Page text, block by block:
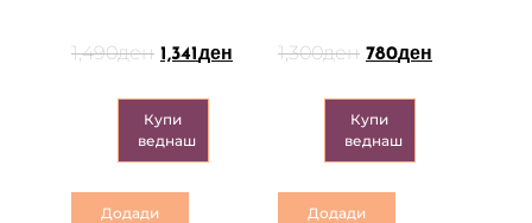
1,490ден 1,341 ден
Купи
веднаш
Додади
1,300ден 780ден
Купи
веднаш
Додади